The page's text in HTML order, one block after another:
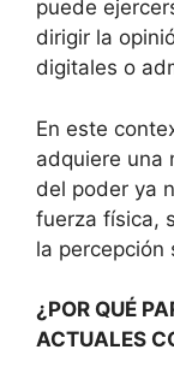
puede
dirigir la
digitales o
En este
adquiere una
del poder ya
fuerza física,
la percepción
¿POR QUÉ
ACTUALES